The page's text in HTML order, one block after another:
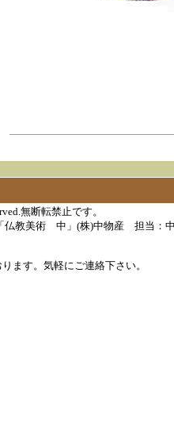
無断転禁止です。
仏教美術 中」(株)中物産 担当：
ます。気軽にご連絡下さい。